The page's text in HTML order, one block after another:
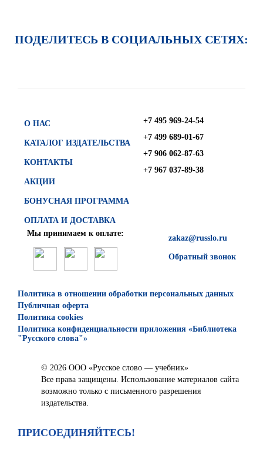
ПОДЕЛИТЕСЬ В СОЦИАЛЬНЫХ СЕТЯХ:
О НАС
КАТАЛОГ ИЗДАТЕЛЬСТВА
КОНТАКТЫ
АКЦИИ
БОНУСНАЯ ПРОГРАММА
ОПЛАТА И ДОСТАВКА
+7 495 969-24-54
+7 499 689-01-67
+7 906 062-87-63
+7 967 037-89-38
zakaz@russlo.ru
Обратный звонок
Мы принимаем к оплате:
Политика в отношении обработки персональных данных
Публичная оферта
Политика cookies
Политика конфиденциальности приложения «Библиотека
"Русского слова"»
© 2026 ООО «Русское слово — учебник»
Все права защищены. Использование материалов сайта
возможно только с письменного разрешения
издательства.
ПРИСОЕДИНЯЙТЕСЬ!